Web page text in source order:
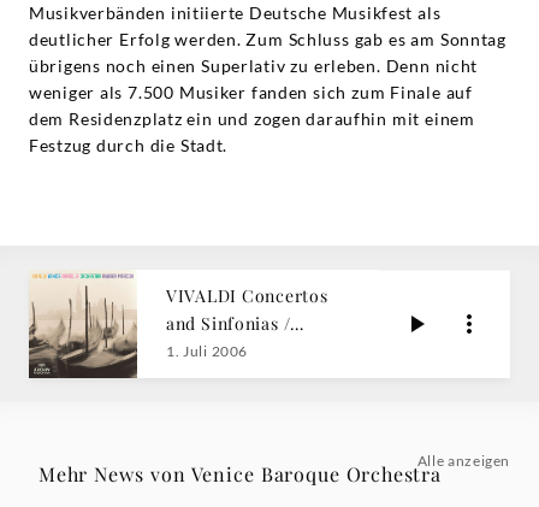
Musikverbänden initiierte Deutsche Musikfest als
deutlicher Erfolg werden. Zum Schluss gab es am Sonntag
übrigens noch einen Superlativ zu erleben. Denn nicht
weniger als 7.500 Musiker fanden sich zum Finale auf
dem Residenzplatz ein und zogen daraufhin mit einem
Festzug durch die Stadt.
VIVALDI Concertos
and Sinfonias /
Marcon
1. Juli 2006
Mehr News von Venice Baroque Orchestra
Alle anzeigen